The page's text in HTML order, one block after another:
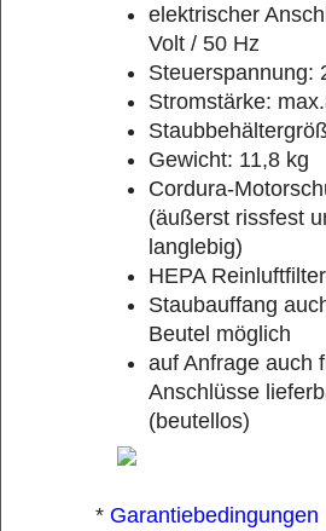
elektrischer
Volt / 50 Hz
Steuerspannung:
Stromstärke:
Gewicht: 11,8 kg
Cordura-
(äußerst rissfest
langlebig)
HEPA Reinluftfilter
Staubauffang
Beutel möglich
auf Anfrage auch
Anschlüsse
(beutellos)
* Garantiebedingungen